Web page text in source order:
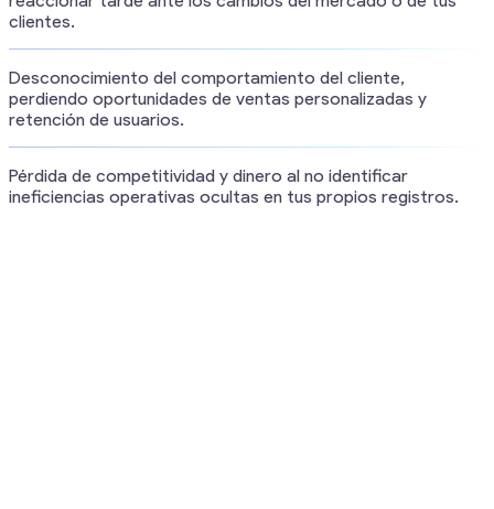
clientes.
Desconocimiento del comportamiento del cliente,
perdiendo oportunidades de ventas personalizadas y
retención de usuarios.
Pérdida de competitividad y dinero al no identificar
ineficiencias operativas ocultas en tus propios registros.